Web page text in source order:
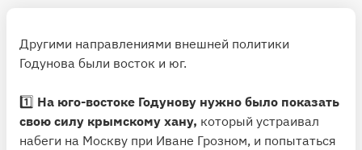
Другими направлениями внешней политики
Годунова были восток и юг.
1️⃣ На юго-востоке Годунову нужно было показать
свою силу крымскому хану, который устраивал
набеги на Москву при Иване Грозном, и попытаться